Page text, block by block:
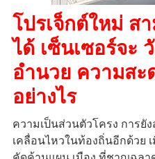
โปรเจ็กต์ใหม่ ส
ได้ เซ็นเซอร์จะ
อำนวย ความส
อย่างไร
ความเป็นส่วนตัวโครง การยั
เคลื่อนไหวในท้องถิ่นอีกด้วย